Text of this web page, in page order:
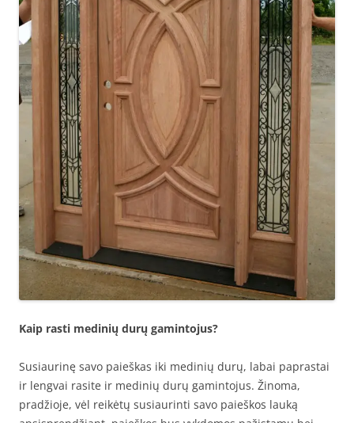
Kaip rasti medinių durų gamintojus?
Susiaurinę savo paieškas iki medinių durų, labai paprastai
ir lengvai rasite ir medinių durų gamintojus. Žinoma,
pradžioje, vėl reikėtų susiaurinti savo paieškos lauką